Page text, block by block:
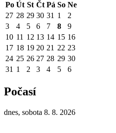
Po Út St Čt Pá So Ne
27 28 29 30 31 1
2
3
4 5 6 7 8
9
10 11 12 13 14 15 16
17 18 19 20 21 22 23
24 25 26 27 28 29 30
31 1 2 3 4 5 6
Počasí
dnes, sobota 8. 8. 2026